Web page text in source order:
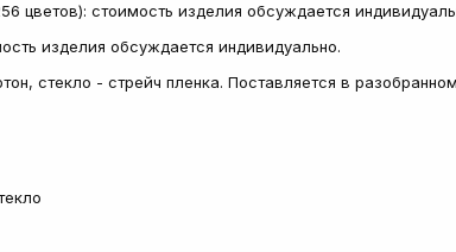
цветов): стоимость изделия обсуждается
изделия обсуждается индивидуально.
стекло - стрейч пленка. Поставляется в